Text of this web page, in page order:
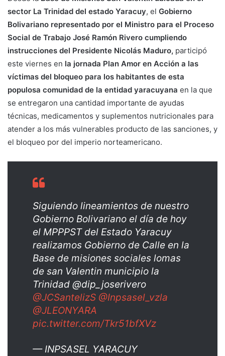
sector La Trinidad del estado Yaracuy, el Gobierno
Bolivariano representado por el Ministro para el Proceso
Social de Trabajo José Ramón Rivero cumpliendo
instrucciones del Presidente Nicolás Maduro, participó
este viernes en la jornada Plan Amor en Acción a las
víctimas del bloqueo para los habitantes de esta
populosa comunidad de la entidad yaracuyana en la que
se entregaron una cantidad importante de ayudas
técnicas, medicamentos y suplementos nutricionales para
atender a los más vulnerables producto de las sanciones, y
el bloqueo por del imperio norteamericano.
Siguiendo lineamientos de nuestro
Gobierno Bolivariano el día de hoy
el MPPPST del Estado Yaracuy
realizamos Gobierno de Calle en la
Base de misiones sociales lomas
de san Valentin municipio la
Trinidad @dip_joserivero
@JCSantelizS @Inpsasel_vzla
@JLEONYARA
pic.twitter.com/Tkr51bfXVz
— INPSASEL YARACUY